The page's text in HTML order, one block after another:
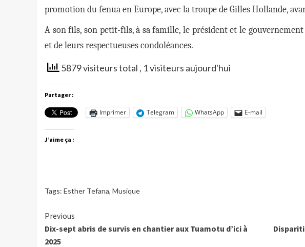
promotion du fenua en Europe, avec la troupe de Gilles Hollande,
A son fils, son petit-fils, à sa famille, le président et le
et de leurs respectueuses condoléances.
5879 visiteurs total , 1 visiteurs aujourd'hui
Partager :
Imprimer Telegram WhatsApp E-mail
J’aime ça :
Tags: Esther Tefana, Musique
Continue
Reading
Previous
Dix-sept abris de survis en chantier aux Tuamotu d’ici à
2025